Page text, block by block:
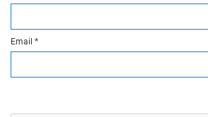
Email *